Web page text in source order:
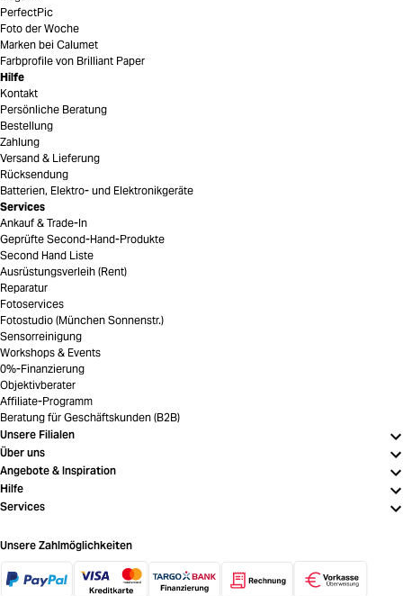
PerfectPic
Foto der Woche
Marken bei Calumet
Farbprofile von Brilliant Paper
Hilfe
Kontakt
Persönliche Beratung
Bestellung
Zahlung
Versand & Lieferung
Rücksendung
Batterien, Elektro- und Elektronikgeräte
Services
Ankauf & Trade-In
Geprüfte Second-Hand-Produkte
Second Hand Liste
Ausrüstungsverleih (Rent)
Reparatur
Fotoservices
Fotostudio (München Sonnenstr.)
Sensorreinigung
Workshops & Events
0%-Finanzierung
Objektivberater
Affiliate-Programm
Beratung für Geschäftskunden (B2B)
Unsere Filialen
Über uns
Angebote & Inspiration
Hilfe
Services
Unsere Zahlmöglichkeiten